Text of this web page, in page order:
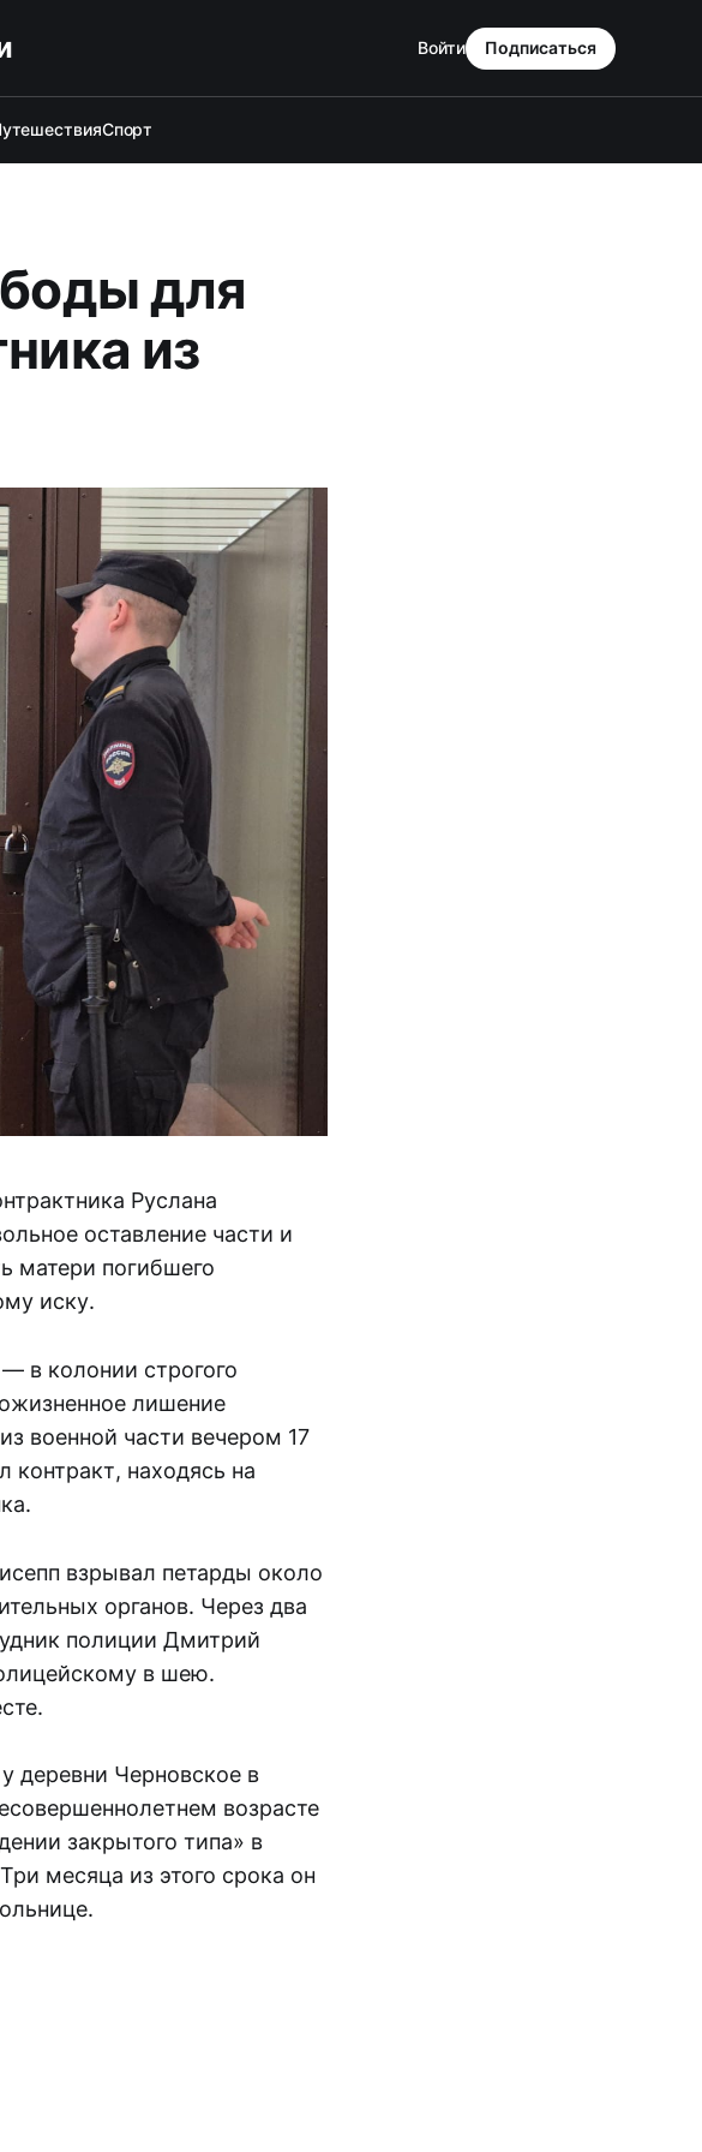
Спорт
Войти Подписаться
для
из
Руслана
оставление части и
матери погибшего
иску.
в колонии строгого
лишение
военной части вечером 17
контракт, находясь на
взрывал петарды около
органов. Через два
полиции Дмитрий
в шею.
деревни Черновское в
возрасте
закрытого типа» в
месяца из этого срока он